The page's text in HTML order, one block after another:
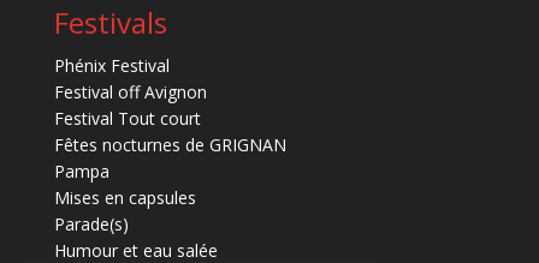
Festivals
Phénix Festival
Festival off Avignon
Festival Tout court
Fêtes nocturnes de GRIGNAN
Pampa
Mises en capsules
Parade(s)
Humour et eau salée